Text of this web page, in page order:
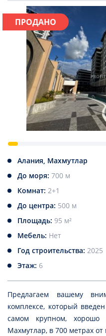
ПРОДАНО
Алания, Махмутлар
До моря: 700 м
Комнат: 2+1
До центра: 500 м
Площадь: 95 м²
Мебель: Нет
Год строительства: 2025
Этаж: 6
Предлагаем вашему
комплексе, который
самом крупном,
Махмутлар, в 700 метрах